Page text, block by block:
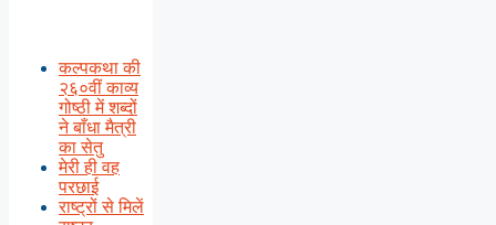
कल्पकथा की
२६०वीं काव्य
गोष्ठी में शब्दों
ने बाँधा मैत्री
का सेतु
मेरी ही वह
परछाई
राष्ट्रों से मिलें